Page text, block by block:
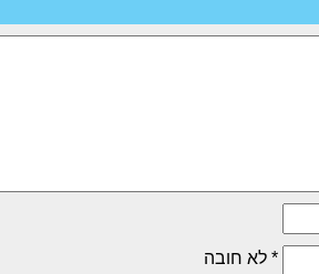
* לא חובה